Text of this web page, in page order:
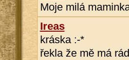
Moje milá
Ireas
kráska :-*
řekla že mě má